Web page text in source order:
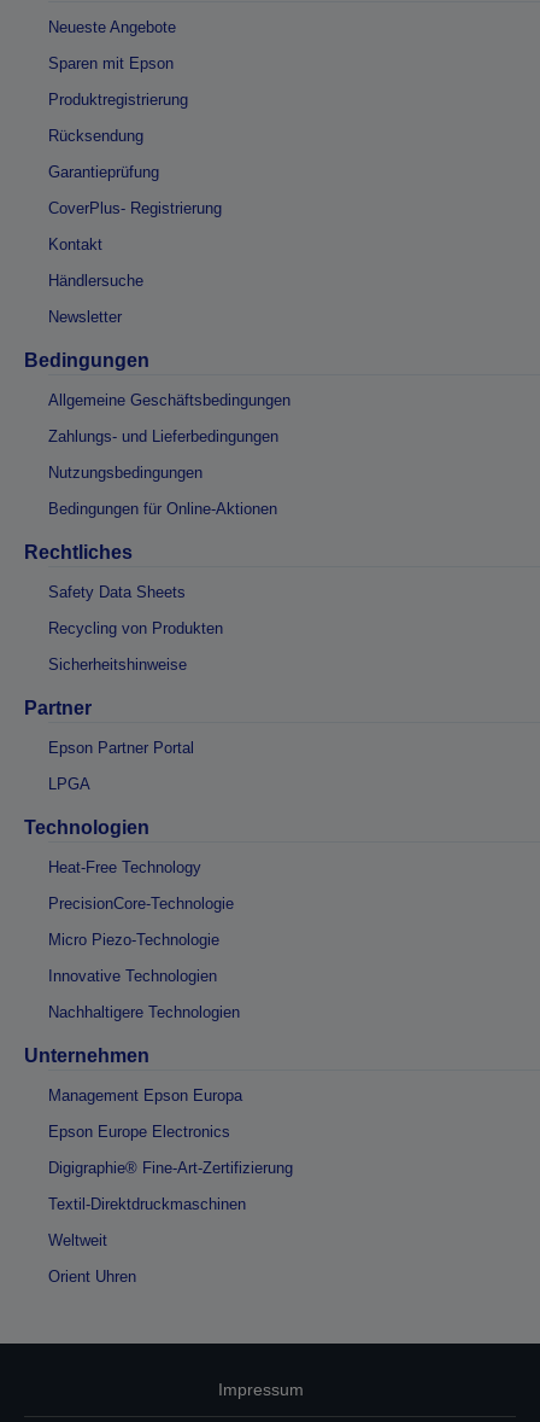
Neueste Angebote
Sparen mit Epson
Produktregistrierung
Rücksendung
Garantieprüfung
CoverPlus- Registrierung
Kontakt
Händlersuche
Newsletter
Bedingungen
Allgemeine Geschäftsbedingungen
Zahlungs- und Lieferbedingungen
Nutzungsbedingungen
Bedingungen für Online-Aktionen
Rechtliches
Safety Data Sheets
Recycling von Produkten
Sicherheitshinweise
Partner
Epson Partner Portal
LPGA
Technologien
Heat-Free Technology
PrecisionCore-Technologie
Micro Piezo-Technologie
Innovative Technologien
Nachhaltigere Technologien
Unternehmen
Management Epson Europa
Epson Europe Electronics
Digigraphie® Fine-Art-Zertifizierung
Textil-Direktdruckmaschinen
Weltweit
Orient Uhren
Impressum